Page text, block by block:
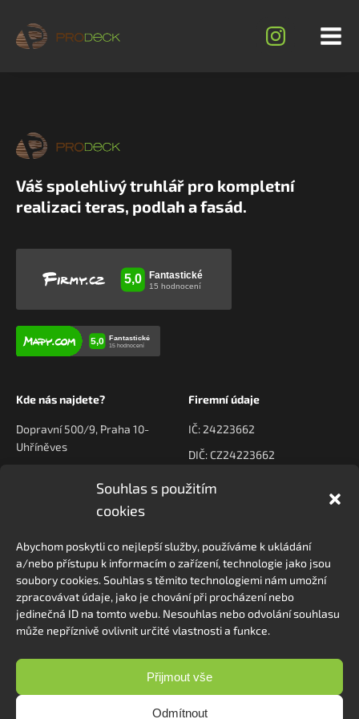
Souhlas s použitím
cookies
Abychom poskytli co nejlepší služby, používáme k ukládání
a/nebo přístupu k informacím o zařízení, technologie jako jsou
soubory cookies. Souhlas s těmito technologiemi nám umožní
zpracovávat údaje, jako je chování při procházení nebo
jedinečná ID na tomto webu. Nesouhlas nebo odvolání souhlasu
může nepříznivě ovlivnit určité vlastnosti a funkce.
Přijmout vše
Odmítnout
Váš spolehlivý truhlář pro kompletní
realizaci teras, podlah a fasád.
Kde nás najdete?
Dopravní 500/9, Praha 10-
Uhříněves
Firemní údaje
IČ: 24223662
DIČ: CZ24223662
Kontaktujte nás
+420 778 222 800
Navigace
O nás
Kontakt